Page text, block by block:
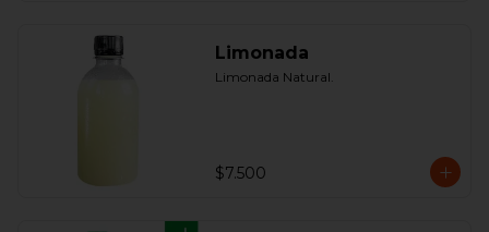
Limonada
Limonada Natural.
$7.500